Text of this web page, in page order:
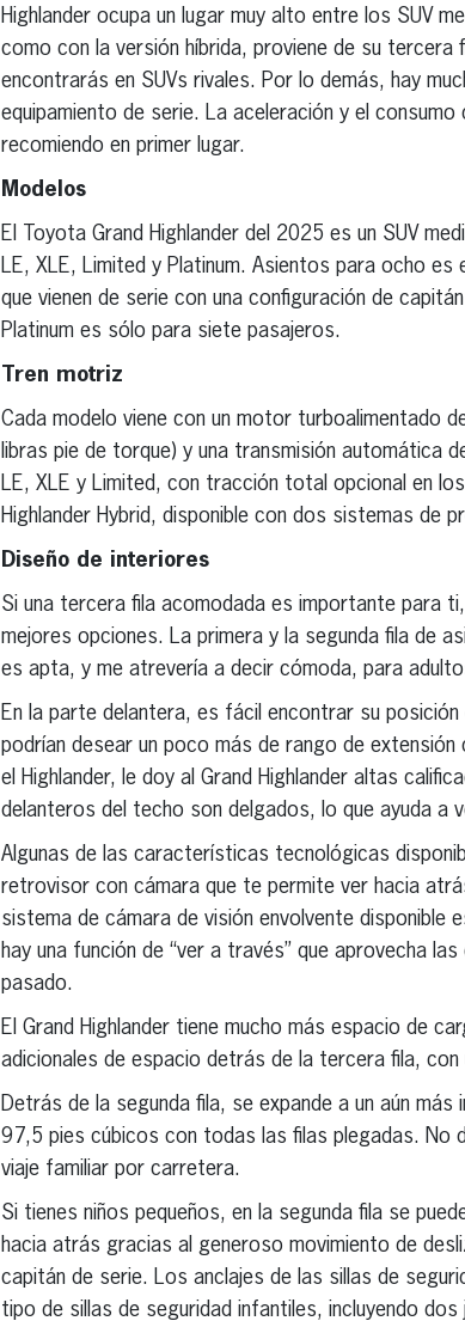
Highlander ocupa un lugar muy alto entre los SUV
como con la versión híbrida, proviene de su
encontrarás en SUVs rivales. Por lo demás, hay
equipamiento de serie. La aceleración y el
recomiendo en primer lugar.
Modelos
El Toyota Grand Highlander del 2025 es un SUV
LE, XLE, Limited y Platinum. Asientos para ocho
que vienen de serie con una configuración de
Platinum es sólo para siete pasajeros.
Tren motriz
Cada modelo viene con un motor turboalimentado
libras pie de torque) y una transmisión automática
LE, XLE y Limited, con tracción total opcional en
Highlander Hybrid, disponible con dos sistemas de
Diseño de interiores
Si una tercera fila acomodada es importante para
mejores opciones. La primera y la segunda fila de
es apta, y me atrevería a decir cómoda, para
En la parte delantera, es fácil encontrar su
podrían desear un poco más de rango de
el Highlander, le doy al Grand Highlander altas
delanteros del techo son delgados, lo que ayuda a
Algunas de las características tecnológicas
retrovisor con cámara que te permite ver hacia
sistema de cámara de visión envolvente disponible
hay una función de “ver a través” que aprovecha
pasado.
El Grand Highlander tiene mucho más espacio de
adicionales de espacio detrás de la tercera fila,
Detrás de la segunda fila, se expande a un aún
97,5 pies cúbicos con todas las filas plegadas. No
viaje familiar por carretera.
Si tienes niños pequeños, en la segunda fila se
hacia atrás gracias al generoso movimiento de
capitán de serie. Los anclajes de las sillas de
tipo de sillas de seguridad infantiles, incluyendo